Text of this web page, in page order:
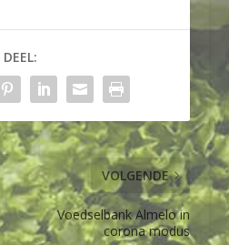
DEEL:
VOLGENDE
Voedselbank Almelo in
corona modus